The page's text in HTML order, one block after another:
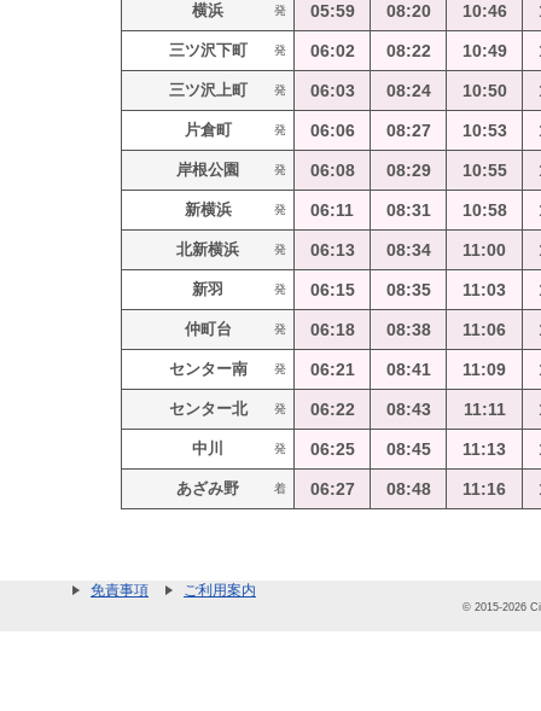
横浜 発 05:59 08:20 10:46
三ツ沢下町 発 06:02 08:22 10:49
三ツ沢上町 発 06:03 08:24 10:50
片倉町 発 06:06 08:27 10:53
岸根公園 発 06:08 08:29 10:55
新横浜 発 06:11 08:31 10:58
北新横浜 発 06:13 08:34 11:00
新羽 発 06:15 08:35 11:03
仲町台 発 06:18 08:38 11:06
センター南 発 06:21 08:41 11:09
センター北 発 06:22 08:43 11:11
中川 発 06:25 08:45 11:13
あざみ野 着 06:27 08:48 11:16
免責事項 ご利用案内
© 2015-2026